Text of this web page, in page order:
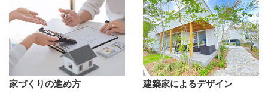
家づくりの進め方 建築家によるデザイン